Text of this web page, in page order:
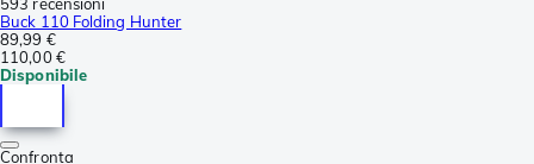
Buck 110 Folding Hunter
89,99 €
110,00 €
Disponibile
Confronta